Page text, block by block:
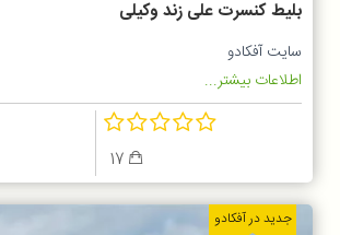
بلیط کنسرت علی زند وکیلی
سایت آفکادو
اطلاعات بیشتر...
جدید در آفکادو